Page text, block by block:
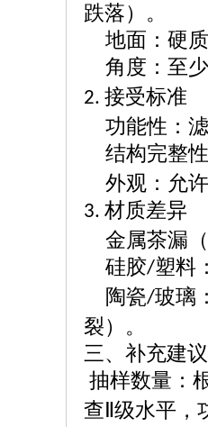
跌落）。
地面：硬
角度：至
2. 接受标准
功能性：
结构完整
外观：允
3. 材质差异
金属茶漏
硅胶/塑料
陶瓷/玻璃
裂）。
三、补充建议
抽样数量：
查Ⅱ级水平，